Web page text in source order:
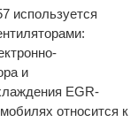
используется
и
EGR-
относится к